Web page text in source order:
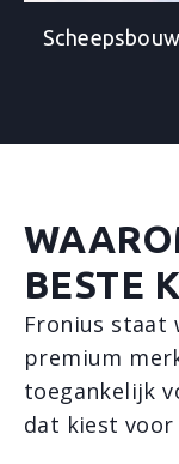
BESTE
Fronius staat
premium
toegankelijk
dat kiest